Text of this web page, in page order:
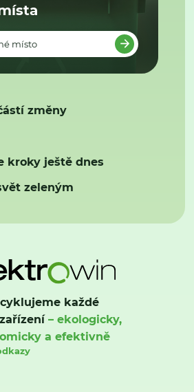
místo
změny
kroky ještě dnes
zeleným
každé
– ekologicky,
a efektivně